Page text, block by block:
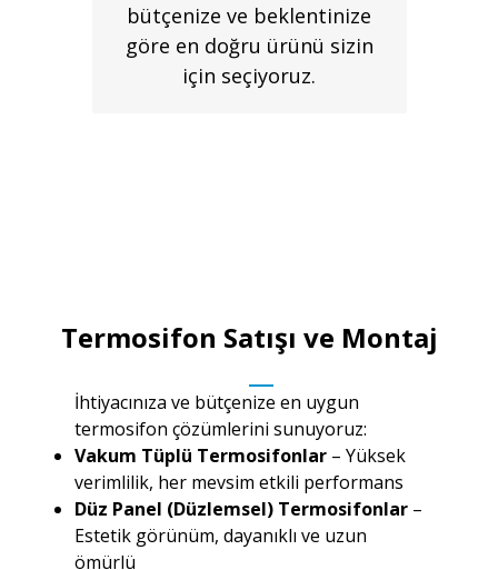
bütçenize ve beklentinize
göre en doğru ürünü sizin
için seçiyoruz.
Termosifon Satışı ve Montaj
İhtiyacınıza ve bütçenize en uygun
termosifon çözümlerini sunuyoruz:
Vakum Tüplü Termosifonlar – Yüksek
verimlilik, her mevsim etkili performans
Düz Panel (Düzlemsel) Termosifonlar –
Estetik görünüm, dayanıklı ve uzun
ömürlü